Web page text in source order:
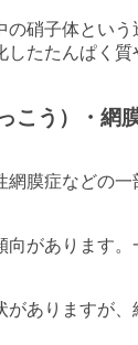
硝子体とい
たたんぱく
こう）・網
膜症などの
があります
ありますが